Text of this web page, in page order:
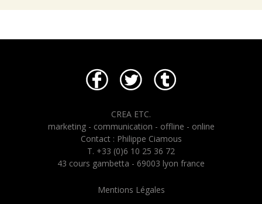
CREA ETC.
marketing - communication - offline - online
Contact : Philippe Ciamous
T. +33 (0)6 10 25 36 72
43 cours gambetta - 69003 lyon france
Mentions Légales